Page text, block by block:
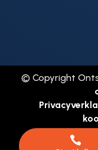
Geen oplossing?
Direct een
© Copyright
